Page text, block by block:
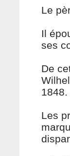
Le
Il
ses
De
1848.
Les